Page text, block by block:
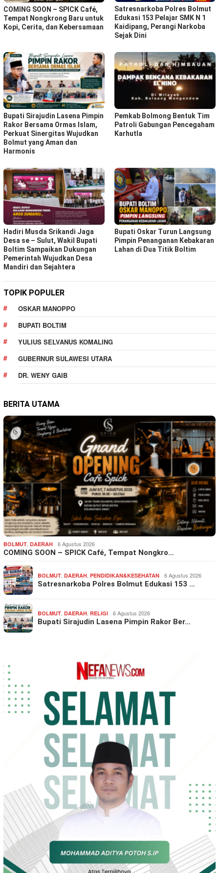
COMING SOON – SPICK Café,
Tempat Nongkrong Baru untuk
Kopi, Cerita, dan Kebersamaan
Satresnarkoba Polres Bolmut
Edukasi 153 Pelajar SMK N 1
Kaidipang, Perangi Narkoba
Sejak Dini
Bupati Sirajudin Lasena Pimpin
Rakor Bersama Ormas Islam,
Perkuat Sinergitas Wujudkan
Bolmut yang Aman dan
Harmonis
Pemkab Bolmong Bentuk Tim
Patroli Gabungan Pencegaham
Karhutla
Hadiri Musda Srikandi Jaga
Desa se – Sulut, Wakil Bupati
Boltim Sampaikan Dukungan
Pemerintah Wujudkan Desa
Mandiri dan Sejahtera
Bupati Oskar Turun Langsung
Pimpin Penanganan Kebakaran
Lahan di Dua Titik Boltim
TOPIK POPULER
OSKAR MANOPPO
BUPATI BOLTIM
YULIUS SELVANUS KOMALING
GUBERNUR SULAWESI UTARA
DR. WENY GAIB
BERITA UTAMA
BOLMUT DAERAH 6 Agustus 2026
COMING SOON – SPICK Café, Tempat Nongkro…
BOLMUT DAERAH PENDIDIKAN&KESEHATAN 6 Agustus 2026
Satresnarkoba Polres Bolmut Edukasi 153 …
BOLMUT DAERAH RELIGI 6 Agustus 2026
Bupati Sirajudin Lasena Pimpin Rakor Ber…